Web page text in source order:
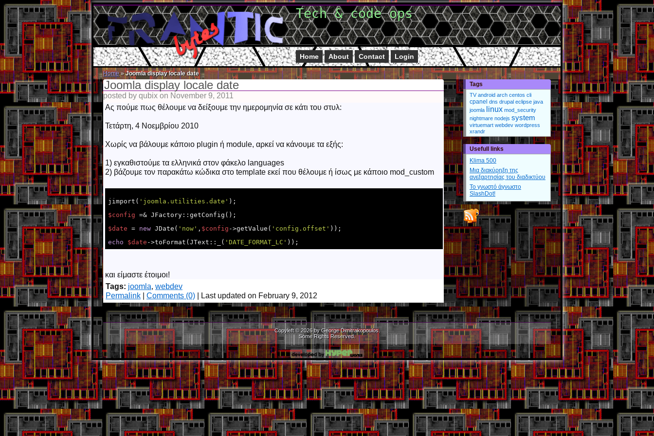
Tech & code ops
Home About Contact Login
Home»Joomla display locale date
Joomla display locale date
posted by qubix on November 9, 2011
Ας πούμε πως θέλουμε να δείξουμε την ημερομηνία σε κάτι του στυλ:
Τετάρτη, 4 Νοεμβρίου 2010
Χωρίς να βάλουμε κάποιο plugin ή module, αρκεί να κάνουμε τα εξής:
1) εγκαθιστούμε τα ελληνικά στον φάκελο languages
2) βάζουμε τον παρακάτω κώδικα στο template εκεί που θέλουμε ή ίσως με κάποιο mod_custom
jimport( 'joomla.utilities.date' );
$config =& JFactory::getConfig();
$date = new JDate( 'now' , $config ->getValue( 'config.offset' ));
echo
$date ->toFormat(JText::_( 'DATE_FORMAT_LC' ));
και είμαστε έτοιμοι!
Tags: joomla, webdev
Permalink
Comments (0) | Last updated on February 9, 2012
Tags
TV android arch centos cli
cpanel dns drupal eclipse java
joomla
linux mod_security
nightmare nodejs system
virtuemart webdev wordpress
xrandr
Usefull links
Klima 500
Μια διακύρηξη της
ανεξαρτησίας του διαδικτύου
Το γνωστό άγνωστο
SlashDot!
Copyleft © 2026 by George Dimitrakopoulos.
Some Rights Reserved.